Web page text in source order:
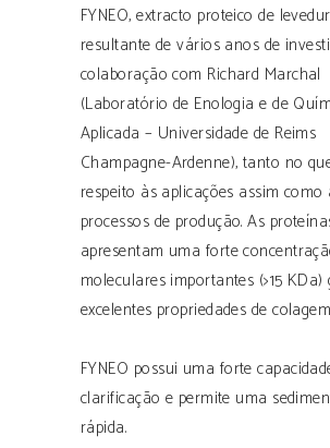
FYNEO, extracto proteico de
resultante de vários anos de
colaboração com Richard Marchal
(Laboratório de Enologia e de
Aplicada – Universidade de Reims
Champagne-Ardenne), tanto no
respeito às aplicações assim como
processos de produção. As
apresentam uma forte
moleculares importantes (>15
excelentes propriedades de
FYNEO possui uma forte
clarificação e permite uma
rápida.